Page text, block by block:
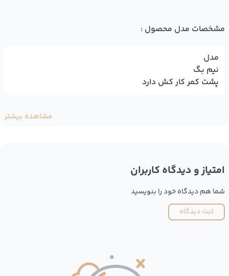
مشخصات مدل محصول :
مدل
نیم بگ
پشت کمر کار کش دارد
مشاهده بیشتر
امتیاز و دیدگاه کاربران
شما هم دیدگاه خود را بنویسید
ثبت دیدگاه